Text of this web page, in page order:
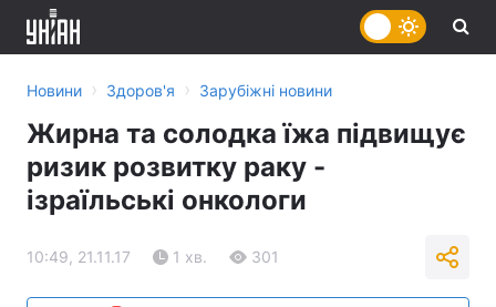
Новини › Здоров'я › Зарубіжні новини
Жирна та солодка їжа підвищує
ризик розвитку раку -
ізраїльські онкологи
10:49, 21.11.17 1 хв. 301